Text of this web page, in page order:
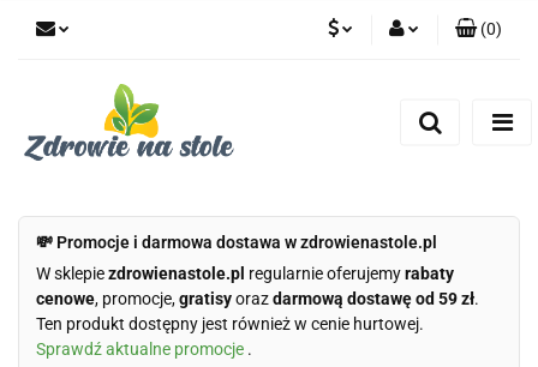
(0)
💸 Promocje i darmowa dostawa w zdrowienastole.pl
W sklepiezdrowienastole.pl regularnie oferujemyrabaty
cenowe, promocje,gratisyorazdarmową dostawę od 59 zł.
Ten produkt dostępny jest również w cenie hurtowej.
Sprawdź aktualne promocje .